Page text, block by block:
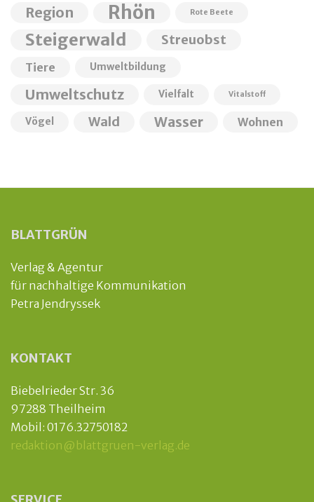
Region Rhön Rote Beete
Steigerwald Streuobst
Tiere Umweltbildung
Umweltschutz Vielfalt Vitalstoff
Vögel Wald Wasser Wohnen
BLATTGRÜN
Verlag & Agentur
für nachhaltige Kommunikation
Petra Jendryssek
KONTAKT
Biebelrieder Str. 36
97288 Theilheim
Mobil: 0176.32750182
redaktion@blattgruen-verlag.de